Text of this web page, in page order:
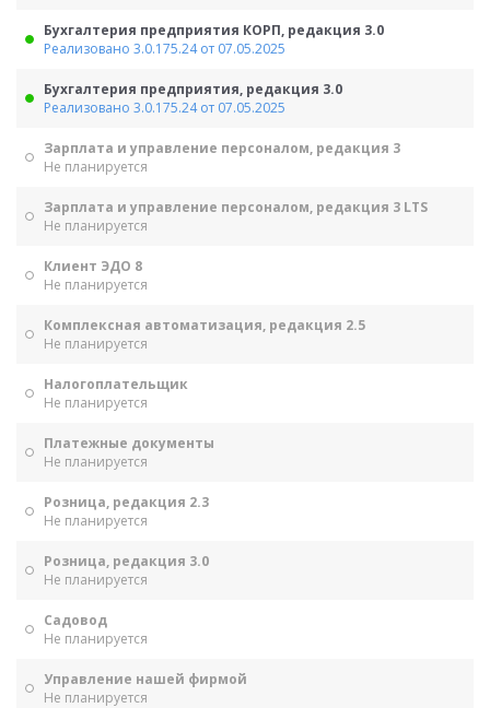
Бухгалтерия предприятия КОРП, редакция 3.0
Реализовано 3.0.175.24 от 07.05.2025
Бухгалтерия предприятия, редакция 3.0
Реализовано 3.0.175.24 от 07.05.2025
Зарплата и управление персоналом, редакция 3
Не планируется
Зарплата и управление персоналом, редакция 3 LTS
Не планируется
Клиент ЭДО 8
Не планируется
Комплексная автоматизация, редакция 2.5
Не планируется
Налогоплательщик
Не планируется
Платежные документы
Не планируется
Розница, редакция 2.3
Не планируется
Розница, редакция 3.0
Не планируется
Садовод
Не планируется
Управление нашей фирмой
Не планируется